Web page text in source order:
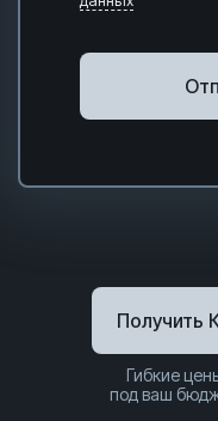
Получить
Гибкие
под ваш